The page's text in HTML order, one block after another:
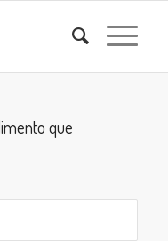
que